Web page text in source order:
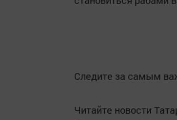
Следите за самым
Читайте новости